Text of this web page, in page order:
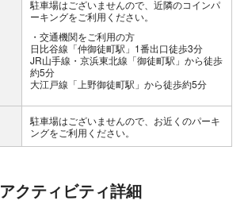
駐車場はございませんので、近隣のコインパ
ーキングをご利用ください。
交通機関をご利用の方
日比谷線「仲御徒町駅」1番出口徒歩3分
JR山手線・京浜東北線「御徒町駅」から徒歩
約5分
大江戸線「上野御徒町駅」から徒歩約5分
駐車場はございませんので、お近くのパーキ
ングをご利用ください。
アクティビティ詳細